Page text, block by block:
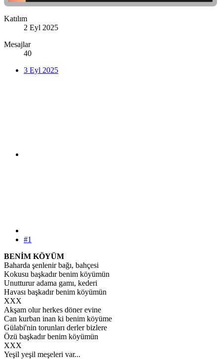
Katılım
2 Eyl 2025
Mesajlar
40
3 Eyl 2025
#1
BENİM KÖYÜM
Baharda şenlenir bağı, bahçesi
Kokusu başkadır benim köyümün
Unutturur adama gamı, kederi
Havası başkadır benim köyümün
XXX
Akşam olur herkes döner evine
Can kurban inan ki benim köyüme
Gülabi'nin torunları derler bizlere
Özü başkadır benim köyümün
XXX
Yeşil yeşil meşeleri var...